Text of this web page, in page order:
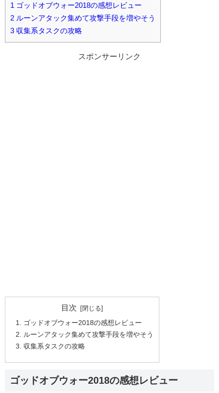
1 ゴッドオブウォー2018の感想レビュー
2 ルーンアタック集めて攻撃手段を増やそう
3 収集系タスクの攻略
スポンサーリンク
目次
ゴッドオブウォー2018の感想レビュー
ルーンアタック集めて攻撃手段を増やそう
収集系タスクの攻略
ゴッドオブウォー2018の感想レビュー